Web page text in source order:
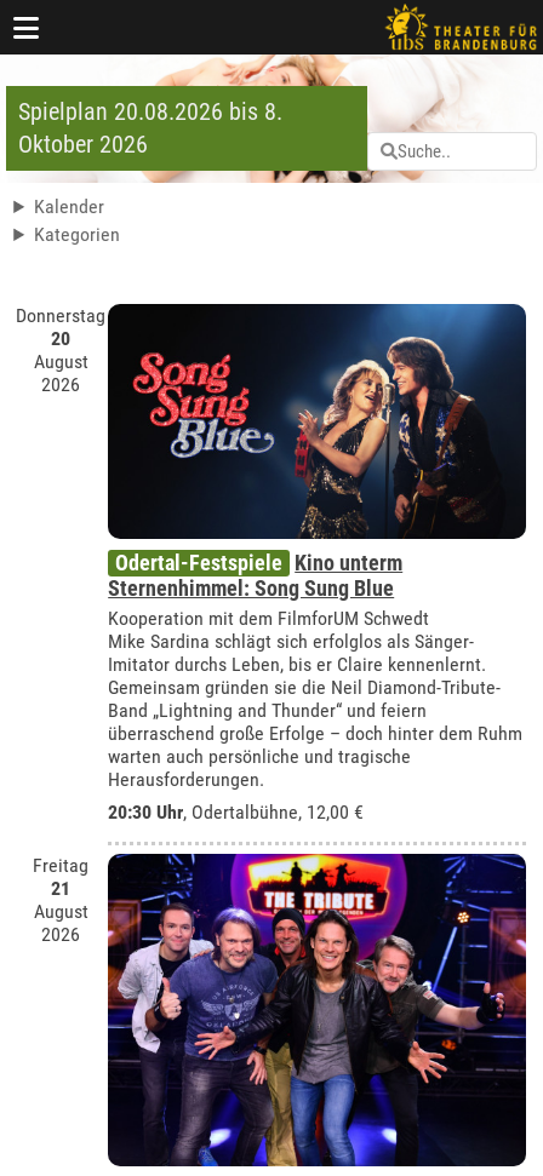
Spielplan 20.08.2026 bis 8.
Oktober 2026
Kalender
Kategorien
Donnerstag
20
August
2026
Odertal-Festspiele Kino unterm
Sternenhimmel: Song Sung Blue
Kooperation mit dem FilmforUM Schwedt
Mike Sardina schlägt sich erfolglos als Sänger-
Imitator durchs Leben, bis er Claire kennenlernt.
Gemeinsam gründen sie die Neil Diamond-Tribute-
Band „Lightning and Thunder“ und feiern
überraschend große Erfolge – doch hinter dem Ruhm
warten auch persönliche und tragische
Herausforderungen.
20:30 Uhr, Odertalbühne, 12,00 €
Freitag
21
August
2026